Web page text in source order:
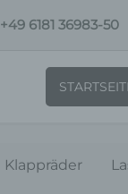
+49 6181 36983-50
Klappräder